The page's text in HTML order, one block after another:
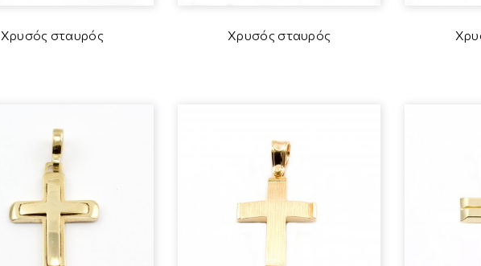
Χρυσός σταυρός Χρυσός σταυρός